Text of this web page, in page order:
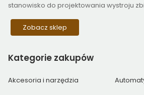
stanowisko do projektowania wystroju
Zobacz sklep
Kategorie zakupów
Akcesoria i narzędzia